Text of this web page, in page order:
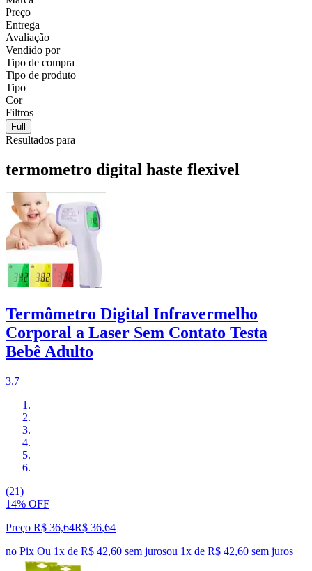
Preço
Entrega
Avaliação
Vendido por
Tipo de compra
Tipo de produto
Tipo
Cor
Filtros
Full
Resultados para
termometro digital haste flexivel
Termômetro Digital Infravermelho
Corporal a Laser Sem Contato Testa
Bebê Adulto
3.7
(21)
14% OFF
Preço R$ 36,64R$ 36,64
no Pix Ou 1x de R$ 42,60 sem jurosou 1x de R$ 42,60 sem juros